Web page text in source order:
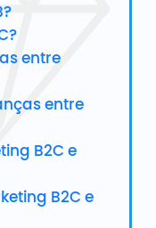
entre
entre
B2C e
B2C e